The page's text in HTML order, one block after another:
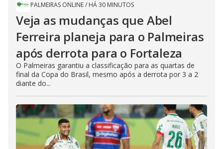
PALMEIRAS ONLINE/ HÁ 30 MINUTOS
Veja as mudanças que Abel
Ferreira planeja para o Palmeiras
após derrota para o Fortaleza
O Palmeiras garantiu a classificação para as quartas de
final da Copa do Brasil, mesmo após a derrota por 3 a 2
diante do...